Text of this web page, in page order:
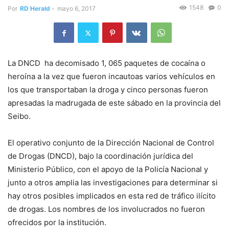
Por RD Herald - mayo 6, 2017 0
1548
La DNCD ha decomisado 1, 065 paquetes de cocaína o
heroína a la vez que fueron incautoas varios vehículos en
los que transportaban la droga y cinco personas fueron
apresadas la madrugada de este sábado en la provincia del
Seibo.
El operativo conjunto de la Dirección Nacional de Control
de Drogas (DNCD), bajo la coordinación jurídica del
Ministerio Público, con el apoyo de la Policía Nacional y
junto a otros amplia las investigaciones para determinar si
hay otros posibles implicados en esta red de tráfico ilícito
de drogas. Los nombres de los involucrados no fueron
ofrecidos por la institución.